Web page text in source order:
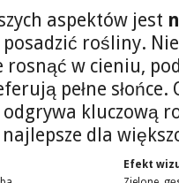
aspektów jest
rośliny.
rosnąć w cieniu,
pełne słońce.
kluczową
dla
Efekt